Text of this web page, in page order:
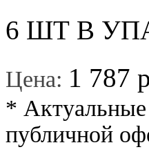
6 ШТ В
Цена: 1 787
* Актуальные
публичной